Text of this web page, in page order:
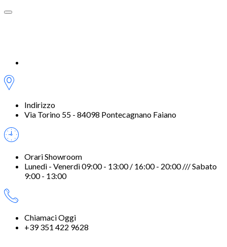
Indirizzo
Via Torino 55 - 84098 Pontecagnano Faiano
Orari Showroom
Lunedì - Venerdì 09:00 - 13:00 / 16:00 - 20:00 /// Sabato
9:00 - 13:00
Chiamaci Oggi
+39 351 422 9628